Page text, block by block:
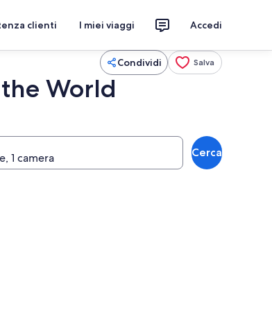
clienti I miei viaggi Accedi
Condividi Salva
World
Cerca